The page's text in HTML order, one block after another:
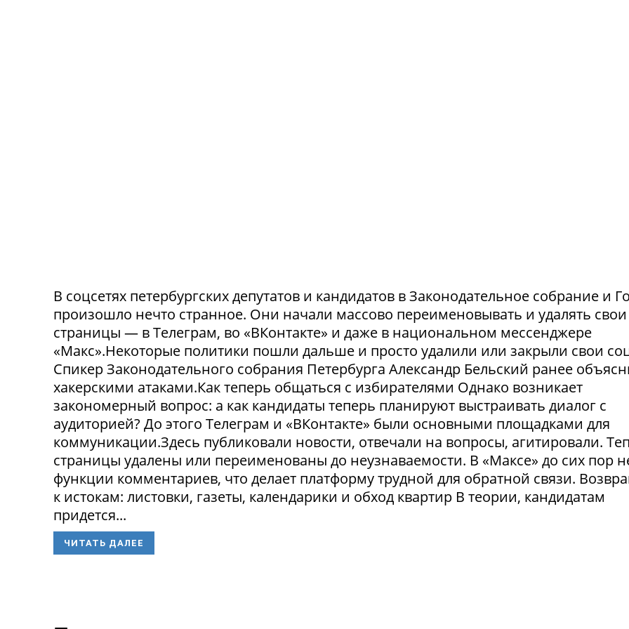
В соцсетях петербургских депутатов и кандидатов в Законодательное собрание и
произошло нечто странное. Они начали массово переименовывать и удалять свои
страницы — в Телеграм, во «ВКонтакте» и даже в национальном мессенджере
«Макс».Некоторые политики пошли дальше и просто удалили или закрыли свои
Спикер Законодательного собрания Петербурга Александр Бельский ранее
хакерскими атаками.Как теперь общаться с избирателями Однако возникает
закономерный вопрос: а как кандидаты теперь планируют выстраивать диалог с
аудиторией? До этого Телеграм и «ВКонтакте» были основными площадками для
коммуникации.Здесь публиковали новости, отвечали на вопросы, агитировали.
страницы удалены или переименованы до неузнаваемости. В «Максе» до сих пор
функции комментариев, что делает платформу трудной для обратной связи.
к истокам: листовки, газеты, календарики и обход квартир В теории, кандидатам
придется...
ЧИТАТЬ ДАЛЕЕ